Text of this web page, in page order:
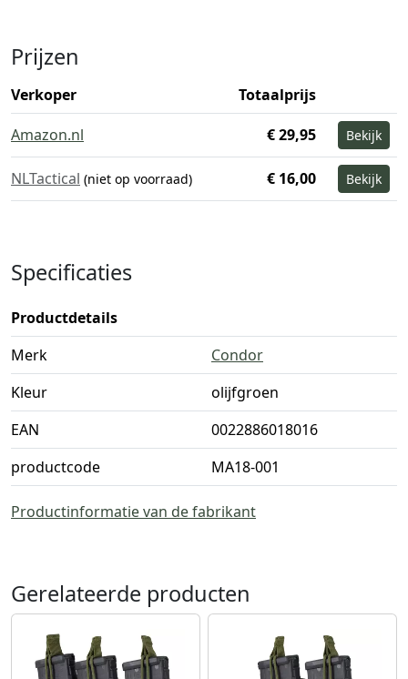
Prijzen
Verkoper
Totaalprijs
Amazon.nl
€ 29,95 Bekijk
NLTactical (niet op voorraad) € 16,00 Bekijk
Specificaties
Productdetails
Merk
Condor
Kleur
olijfgroen
EAN
0022886018016
productcode
MA18-001
Productinformatie van de fabrikant
Gerelateerde producten